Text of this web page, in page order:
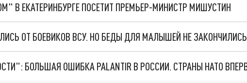
В ЕКАТЕРИНБУРГЕ ПОСЕТИТ ПРЕМЬЕР-МИНИСТР МИШУСТИН
ОТ БОЕВИКОВ ВСУ. НО БЕДЫ ДЛЯ МАЛЫШЕЙ НЕ ЗАКОНЧИЛИСЬ